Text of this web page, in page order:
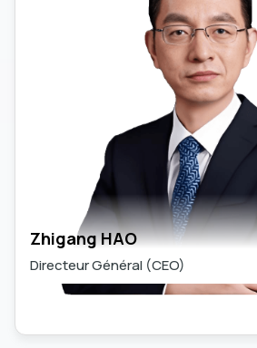
Zhigang HAO
Directeur Général (CEO)